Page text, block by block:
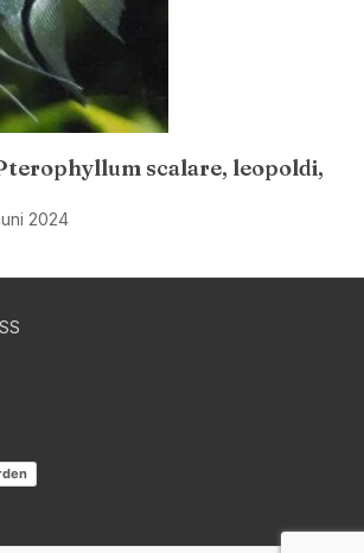
scalare, leopoldi,
2024